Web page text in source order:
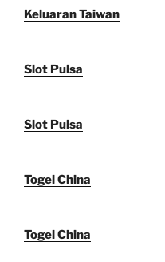
Keluaran Taiwan
Slot Pulsa
Slot Pulsa
Togel China
Togel China